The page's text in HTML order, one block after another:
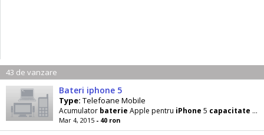
43 de vanzare
Bateri iphone 5
Type: Telefoane Mobile
Acumulator baterie Apple pentru iPhone 5 capacitate
Mar 4, 2015 - 40 ron